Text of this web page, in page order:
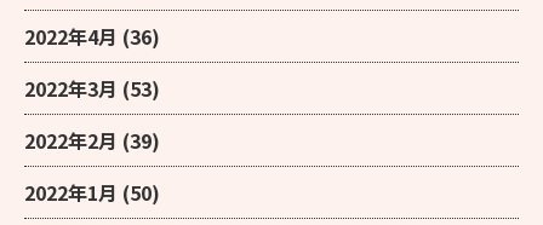
2022年4月 (36)
2022年3月 (53)
2022年2月 (39)
2022年1月 (50)